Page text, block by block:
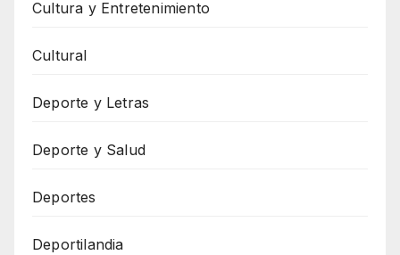
Cultura y Entretenimiento
Cultural
Deporte y Letras
Deporte y Salud
Deportes
Deportilandia